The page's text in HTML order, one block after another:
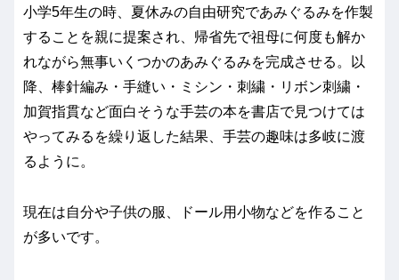
小学5年生の時、夏休みの自由研究であみぐるみを作製
することを親に提案され、帰省先で祖母に何度も解か
れながら無事いくつかのあみぐるみを完成させる。以
降、棒針編み・手縫い・ミシン・刺繍・リボン刺繍・
加賀指貫など面白そうな手芸の本を書店で見つけては
やってみるを繰り返した結果、手芸の趣味は多岐に渡
るように。
現在は自分や子供の服、ドール用小物などを作ること
が多いです。